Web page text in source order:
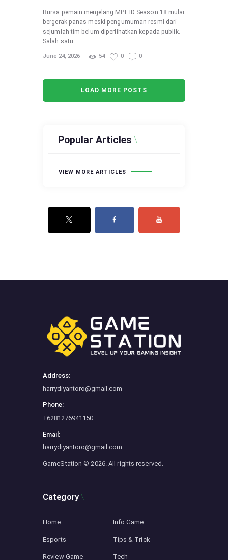
Bursa pemain menjelang MPL ID Season 18 mulai
bergerak panas meski pengumuman resmi dari
sejumlah tim belum diperlihatkan kepada publik.
Salah satu…
June 24, 2026 54 0 0
LOAD MORE POSTS
Popular Articles
VIEW MORE ARTICLES
Address:
harrydiyantoro@gmail.com
Phone:
+6281276941150
Email:
harrydiyantoro@gmail.com
GameStation © 2026. All rights reserved.
Category
Home Info Game
Esports Tips & Trick
Review Game Tech